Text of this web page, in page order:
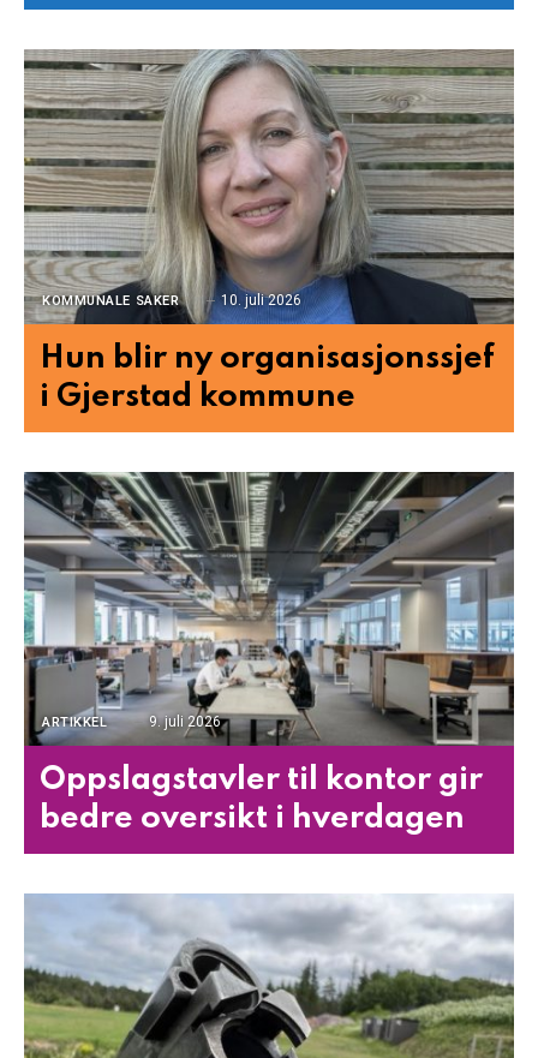
KOMMUNALE SAKER 10. juli 2026
Hun blir ny organisasjonssjef
i Gjerstad kommune
ARTIKKEL 9. juli 2026
Oppslagstavler til kontor gir
bedre oversikt i hverdagen